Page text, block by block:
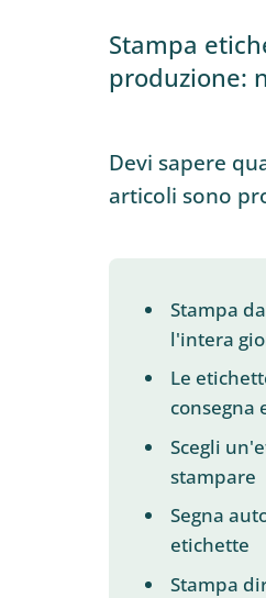
Stampa
produzione:
Devi sapere
articoli sono
Stampa
l'intera
Le
consegna
Scegli
stampare
Segna
etichette
Stampa